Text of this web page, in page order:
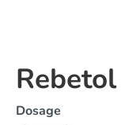
Rebetol
Dosage